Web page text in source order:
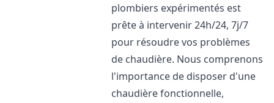
plombiers expérimentés est
prête à intervenir 24h/24, 7j/7
pour résoudre vos problèmes
de chaudière. Nous comprenons
l'importance de disposer d'une
chaudière fonctionnelle,